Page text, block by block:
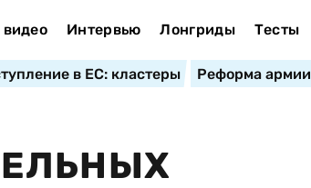
Интервью Лонгриды Тесты
в ЕС: кластеры Реформа армии